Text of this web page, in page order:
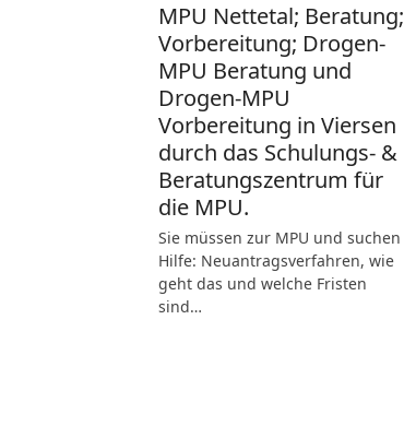
MPU Nettetal; Beratung;
Vorbereitung; Drogen-
MPU Beratung und
Drogen-MPU
Vorbereitung in Viersen
durch das Schulungs- &
Beratungszentrum für
die MPU.
Sie müssen zur MPU und suchen
Hilfe: Neuantragsverfahren, wie
geht das und welche Fristen
sind…